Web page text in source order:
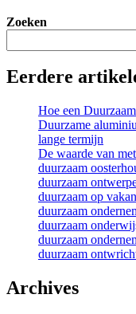
Zoeken
Eerdere
Hoe een
Duurzame
lange termijn
De waarde van
duurzaam
duurzaam
duurzaam op
duurzaam
duurzaam
duurzaam
duurzaam
Archives